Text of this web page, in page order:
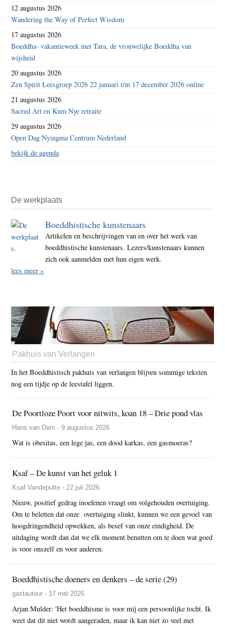
12 augustus 2026
Wandering the Way of Perfect Wisdom
17 augustus 2026
Boeddha- vakantieweek met Tara, de vrouwelijke Boeddha van
wijsheid
20 augustus 2026
Zen Spirit Leesgroep 2026 22 januari t/m 17 december 2026 online
21 augustus 2026
Sacred Art en Kum Nye retraite
29 augustus 2026
Open Dag Nyingma Centrum Nederland
bekijk de agenda
De werkplaats
Boeddhistische kunstenaars
Artikelen en beschrijvingen van en over het werk van
boeddhistische kunstenaars. Lezers/kunstenaars kunnen
zich ook aanmelden met hun eigen werk.
lees meer »
Pakhuis van Verlangen
In het Boeddhistisch pakhuis van verlangen blijven sommige teksten
nog een tijdje op de leestafel liggen.
De Poortloze Poort voor nitwits, koan 18 – Drie pond vlas
Hans van Dam - 9 augustus 2026
Wat is obesitas, een lege jas, een dood karkas, een gasmoeras?
Ksaf – De kunst van het geluk 1
Ksaf Vandeputte - 22 juli 2026
Nieuw, positief gedrag inoefenen vraagt om volgehouden overtuiging.
Om te beletten dat onze overtuiging slinkt, kunnen we een gevoel van
hoogdringendheid opwekken, als besef van onze eindigheid. De
uitdaging wordt dan dat we elk moment benutten om te doen wat goed
is voor onszelf en voor anderen.
Boeddhistische doeners en denkers – de serie (29)
gastauteur - 17 mei 2026
Arjan Mulder: 'Het boeddhisme is voor mij een persoonlijke tocht. Ik
weet dat dit niet wordt aangeraden, maar ik kan niet zo veel met